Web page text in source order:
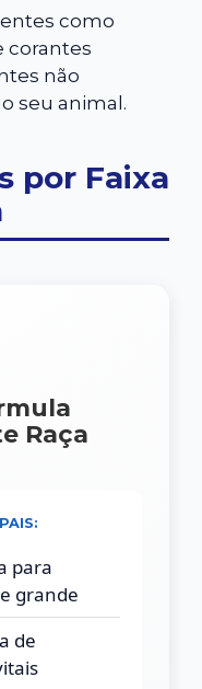
como
corantes
não
seu animal.
por Faixa
Raça
para
grande
de